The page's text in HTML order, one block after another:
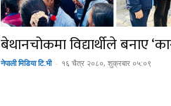
बेथानचोकमा विद्यार्थीले बनाए
नेपाली मिडिया टि.भी - १६ चैत्र २०८०, शुक्रबार ०५:०९